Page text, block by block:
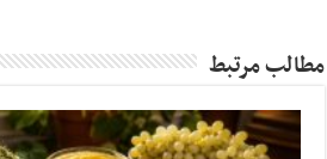
مطالب مرتبط